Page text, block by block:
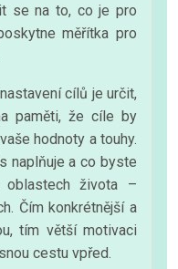
se na to, co je pro
měřítka pro
cílů je určit,
paměti, že cíle by
hodnoty a touhy.
naplňuje a co byste
oblastech života –
Čím konkrétnější a
tím větší motivaci
cestu vpřed.